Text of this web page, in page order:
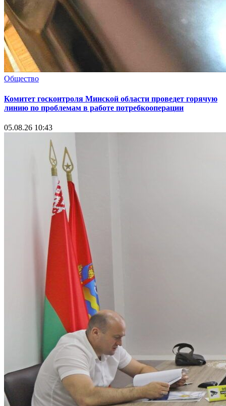
Общество
Комитет госконтроля Минской области проведет горячую
линию по проблемам в работе потребкооперации
05.08.26 10:43